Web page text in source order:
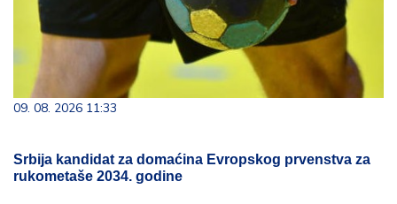
09. 08. 2026 11:33
Srbija kandidat za domaćina Evropskog prvenstva za
rukometaše 2034. godine